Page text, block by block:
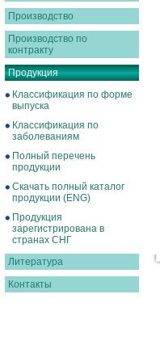
Производство
Производство по
контракту
Продукция
Классификация по форме
выпуска
Классификация по
заболеваниям
Полный перечень
продукции
Скачать полный каталог
продукции (ENG)
Продукция
зарегистрирована в
странах СНГ
Литература
Контакты